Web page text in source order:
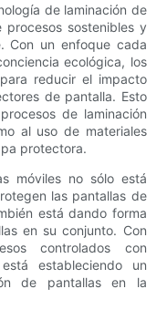
de laminación de
procesos sostenibles y
Con un enfoque cada
ecológica, los
reducir el impacto
de pantalla. Esto
de laminación
al uso de materiales
protectora.
móviles no sólo está
las pantallas de
está dando forma
en su conjunto. Con
controlados con
estableciendo un
de pantallas en la